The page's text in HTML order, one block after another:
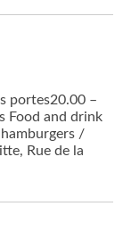
portes20.00 –
Food and drink
/
Rue de la